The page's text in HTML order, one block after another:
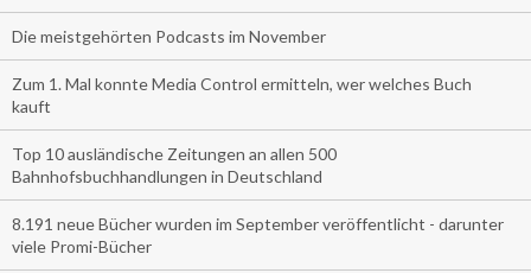
Die meistgehörten Podcasts im November
Zum 1. Mal konnte Media Control ermitteln, wer welches Buch
kauft
Top 10 ausländische Zeitungen an allen 500
Bahnhofsbuchhandlungen in Deutschland
8.191 neue Bücher wurden im September veröffentlicht - darunter
viele Promi-Bücher